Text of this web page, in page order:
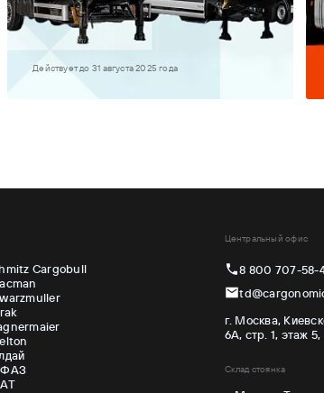
Действует до 31 августа 2025 года
Cargobull
Центральный офис
8 800 707-58-
г. Москва,
6А, стр. 1, этаж
Склад стоянка